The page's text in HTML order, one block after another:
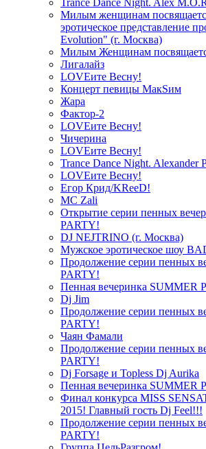
Trance Dance Night. Alex
Милым женщинам
эротическое представление
Evolution" (г. Москва)
Милым Женщинам
Лигалайз
LOVEите Весну!
Концерт певицы МакSим
Жара
Фактор-2
LOVEите Весну!
Чичерина
LOVEите Весну!
Trance Dance Night. Alexander
LOVEите Весну!
Егор Крид/KReeD!
MC Zali
Открытие серии пенных
PARTY!
DJ NEJTRINO (г. Москва)
Мужское эротическое шоу
Продолжение серии пенных
PARTY!
Пенная вечеринка SUMMER
Dj Jim
Продолжение серии пенных
PARTY!
Чаян Фамали
Продолжение серии пенных
PARTY!
Dj Forsage и Topless Dj Aurika
Пенная вечеринка SUMMER
Финал конкурса MISS
2015! Главный гость Dj Feel!!!
Продолжение серии пенных
PARTY!